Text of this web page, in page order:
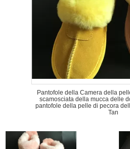
Pantofole della Camera della
scamosciata della mucca delle
pantofole della pelle di pecora
Tan